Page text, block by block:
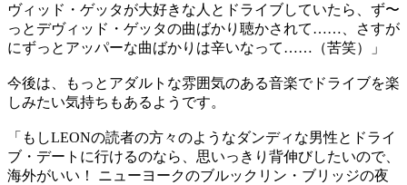
ヴィッド・ゲッタが大好きな人とドライブしていたら、ず〜
っとデヴィッド・ゲッタの曲ばかり聴かされて……、さすが
にずっとアッパーな曲ばかりは辛いなって……（苦笑）」
今後は、もっとアダルトな雰囲気のある音楽でドライブを楽
しみたい気持ちもあるようです。
「もしLEONの読者の方々のようなダンディな男性とドライ
ブ・デートに行けるのなら、思いっきり背伸びしたいので、
海外がいい！ ニューヨークのブルックリン・ブリッジの夜